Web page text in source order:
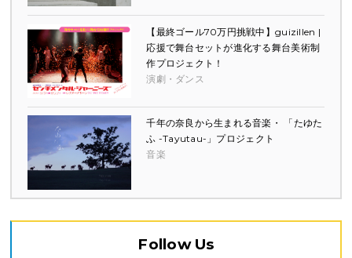
【最終ゴール70万円挑戦中】guizillen |
応援で舞台セットが進化する舞台美術制
作プロジェクト！
演劇・ダンス
千年の奈良から生まれる音楽・ 「たゆた
ふ -Tayutau-」プロジェクト
音楽
Follow Us